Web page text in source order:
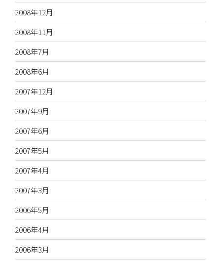
2008年12月
2008年11月
2008年7月
2008年6月
2007年12月
2007年9月
2007年6月
2007年5月
2007年4月
2007年3月
2006年5月
2006年4月
2006年3月